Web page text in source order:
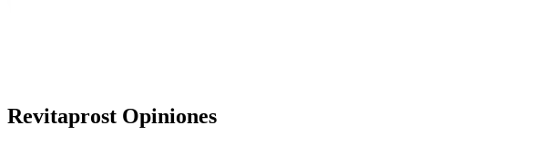
Revitaprost Opiniones